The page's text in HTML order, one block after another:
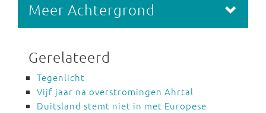
Meer Achtergrond
Gerelateerd
Tegenlicht
Vijf jaar na overstromingen Ahrtal
Duitsland stemt niet in met Europese